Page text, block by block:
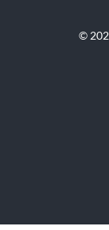
©